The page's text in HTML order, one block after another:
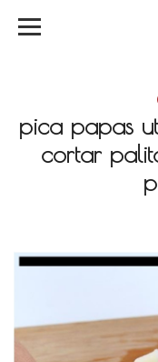
pica papas
cortar